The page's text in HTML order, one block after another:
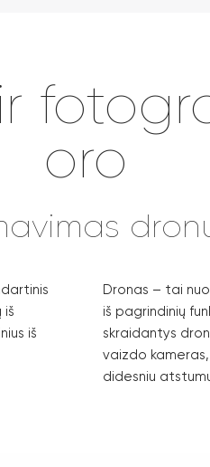
oro
iš
iš
Dronas – tai
iš pagrindinių
skraidantys
vaizdo
didesniu